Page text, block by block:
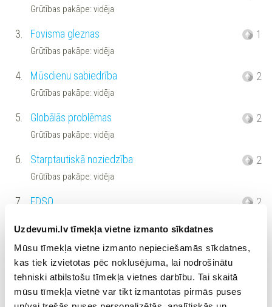
Uzdevumi.lv tīmekļa vietne izmanto sīkdatnes
Mūsu tīmekļa vietne izmanto nepieciešamās sīkdatnes,
kas tiek izvietotas pēc noklusējuma, lai nodrošinātu
tehniski atbilstošu tīmekļa vietnes darbību. Tai skaitā
mūsu tīmekļa vietnē var tikt izmantotas pirmās puses
Grūtības pakāpe: vidēja
3. Fovisma gleznas
Grūtības pakāpe: vidēja
1
4. Mūsdienu sabiedrība
Grūtības pakāpe: vidēja
2
5. Globālās problēmas
Grūtības pakāpe: vidēja
2
6. Starptautiskā noziedzība
Grūtības pakāpe: vidēja
2
7. EDSO 2
8. ASV un to loma pasaulē
Grūtības pakāpe: vidēja
Grūtības pakāpe: vidēja